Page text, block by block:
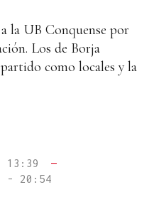
la UB Conquense por
Los de Borja
como locales y la
13:39
—
- 20:54